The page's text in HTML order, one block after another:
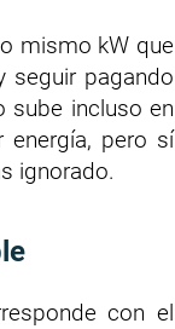
mismo kW que
seguir pagando
sube incluso en
energía, pero sí
ignorado.
con el